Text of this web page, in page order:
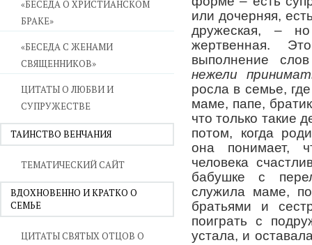
«БЕСЕДА О ХРИСТИАНСКОМ
БРАКЕ»
«БЕСЕДА С ЖЕНАМИ
СВЯЩЕННИКОВ»
ЦИТАТЫ О ЛЮБВИ И
СУПРУЖЕСТВЕ
ТАИНСТВО ВЕНЧАНИЯ
ТЕМАТИЧЕСКИЙ САЙТ
ВДОХНОВЕННО И КРАТКО О
СЕМЬЕ
ЦИТАТЫ СВЯТЫХ ОТЦОВ О
или дочерняя,
дружеская, –
жертвенная.
выполнение
нежели
росла в семье,
маме, папе,
что только такие
потом, когда
она понимает,
человека
бабушке с
служила маме,
братьями и
поиграть с
устала, и